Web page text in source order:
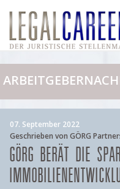
07. September 2022
Geschrieben von GÖRG
GÖRG BERÄT DIE